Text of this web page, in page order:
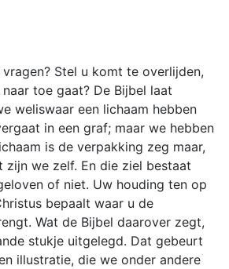
Stel u komt te overlijden,
toe gaat? De Bijbel laat
weliswaar een lichaam hebben
in een graf; maar we hebben
is de verpakking zeg maar,
zijn we zelf. En die ziel bestaat
of niet. Uw houding ten op
bepaalt waar u de
Wat de Bijbel daarover zegt,
stukje uitgelegd. Dat gebeurt
illustratie, die we onder andere